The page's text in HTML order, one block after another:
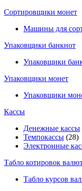
Сортировщики монет
Машины для
Упаковщики банкнот
Упаковщики
Упаковщики монет
Упаковщики
Кассы
Денежные кассы
Темпокассы (28)
Электронные
Табло котировок
Табло курсов